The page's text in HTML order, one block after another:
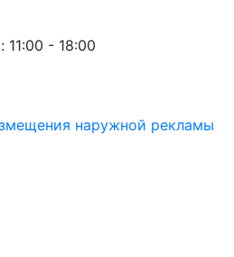
11:00 - 18:00
наружной рекламы